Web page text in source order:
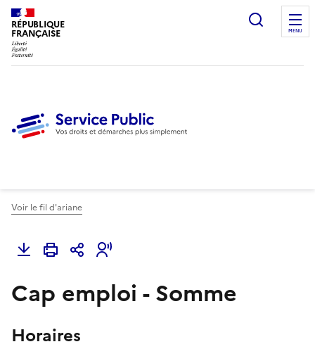
RÉPUBLIQUE
FRANÇAISE
Ouvrir
MENU
Voir le fil d'ariane
Cap emploi - Somme
Horaires